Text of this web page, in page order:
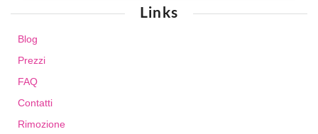
Links
Blog
Prezzi
FAQ
Contatti
Rimozione